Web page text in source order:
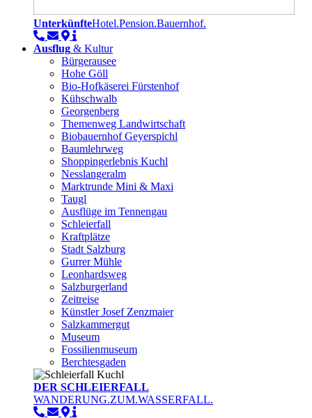
UnterkünfteHotel.Pension.Bauernhof.
Ausflug & Kultur
Bürgerausee
Hohe Göll
Bio-Hofkäserei Fürstenhof
Kühschwalb
Georgenberg
Themenweg Landwirtschaft
Biobauernhof Geyerspichl
Baumlehrweg
Shoppingerlebnis Kuchl
Nesslangeralm
Marktrunde Mini & Maxi
Taugl
Ausflüge im Tennengau
Schleierfall
Kraftplätze
Stadt Salzburg
Gurrer Mühle
Leonhardsweg
Salzburgerland
Zeitreise
Künstler Josef Zenzmaier
Salzkammergut
Museum
Fossilienmuseum
Berchtesgaden
DER SCHLEIERFALL
WANDERUNG.ZUM.WASSERFALL.